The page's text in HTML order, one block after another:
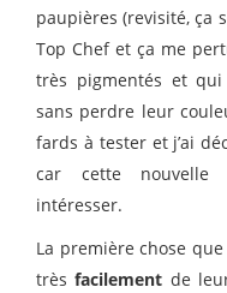
paupières (revisité, ça
Top Chef et ça me
très pigmentés et
sans perdre leur
fards à tester et j’ai
car cette nouvelle
intéresser.
La première chose que
trèsfacilement de